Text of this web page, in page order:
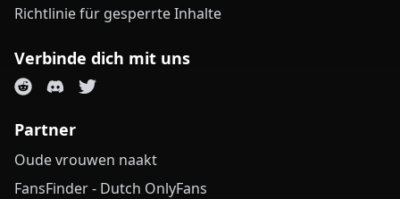
Richtlinie für gesperrte Inhalte
Verbinde dich mit uns
Partner
Oude vrouwen naakt
FansFinder - Dutch OnlyFans